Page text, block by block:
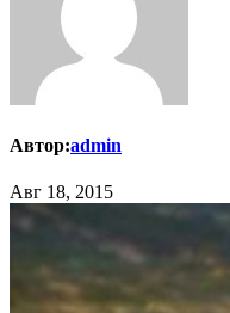
Автор:admin
Авг 18, 2015